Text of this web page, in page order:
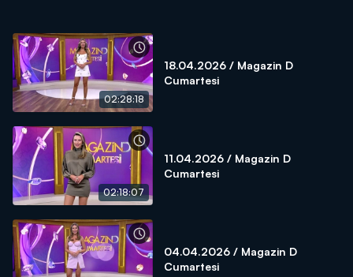
02:28:18
18.04.2026 / Magazin D
Cumartesi
02:18:07
11.04.2026 / Magazin D
Cumartesi
04.04.2026 / Magazin D
Cumartesi